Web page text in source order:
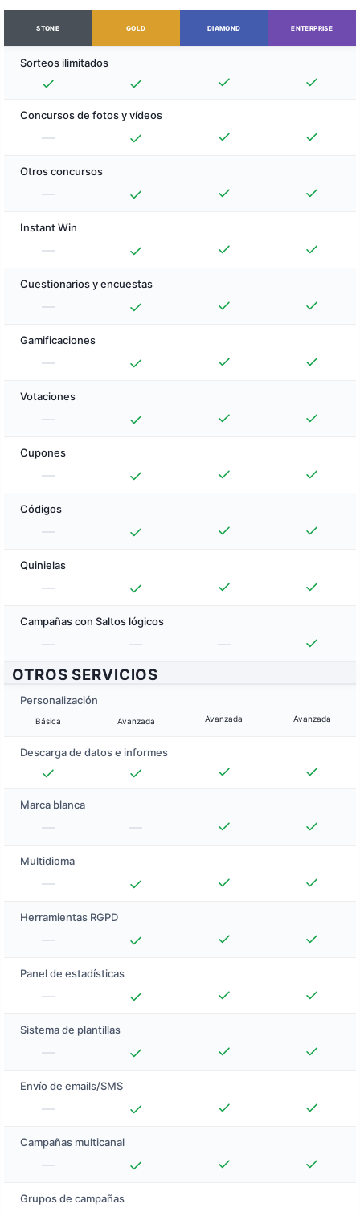
STONE GOLD DIAMOND ENTERPRISE
Sorteos ilimitados
Concursos de fotos y vídeos
Otros concursos
Instant Win
Cuestionarios y encuestas
Gamificaciones
Votaciones
Cupones
Códigos
Quinielas
Campañas con Saltos lógicos
OTROS SERVICIOS
Personalización
Básica Avanzada Avanzada Avanzada
Descarga de datos e informes
Marca blanca
Multidioma
Herramientas RGPD
Panel de estadísticas
Sistema de plantillas
Envío de emails/SMS
Campañas multicanal
Grupos de campañas